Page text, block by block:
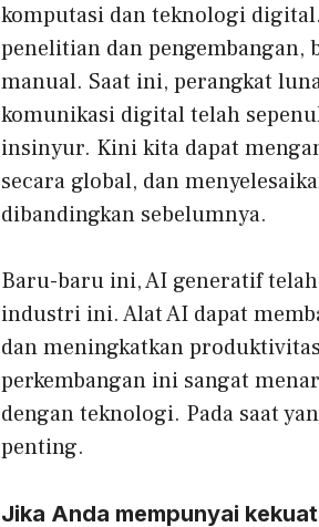
komputasi dan teknologi
penelitian dan pengembangan,
manual. Saat ini, perangkat
komunikasi digital telah
insinyur. Kini kita dapat
secara global, dan
dibandingkan sebelumnya.
Baru-baru ini, AI generatif
industri ini. Alat AI dapat
dan meningkatkan
perkembangan ini sangat
dengan teknologi. Pada saat
penting.
Jika Anda mempunyai